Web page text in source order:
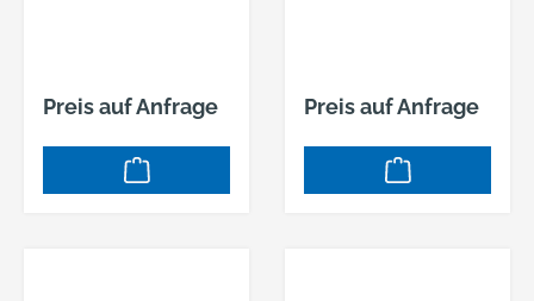
Preis auf Anfrage Preis auf Anfrage